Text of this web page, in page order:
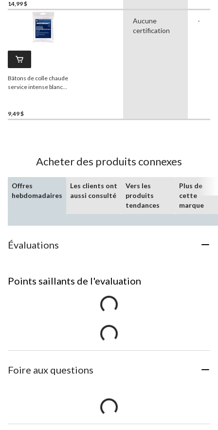
14,99 $
Bâtons de colle chaude
service intense blanc
9,49 $
Aucune
certification
-
Acheter des produits connexes
Offres
hebdomadaires
Les clients ont
aussi consulté
Vers les
produits
tendances
Plus de
cette
marque
Évaluations
Points saillants de l'evaluation
Foire aux questions